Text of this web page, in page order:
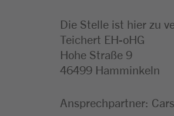
Die Stelle ist hier zu
Teichert EH-oHG
Hohe Straße 9
46499 Hamminkeln
Ansprechpartner: